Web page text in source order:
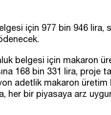
için 977 bin 946 lira,
belgesi için makaron
168 bin 331 lira, proje
adetlik makaron üretim
her bir piyasaya arz